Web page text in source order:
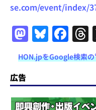
se.com/event/index/
M
a
st
o
d
Bl
u
e
s
k
F
a
c
e
b
HON.jpをGoogle検索
広告